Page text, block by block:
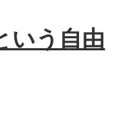
いう自由